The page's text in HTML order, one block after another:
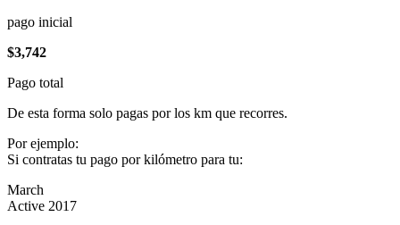
pago inicial
$3,742
Pago total
De esta forma solo pagas por los km que recorres.
Por ejemplo:
Si contratas tu pago por kilómetro para tu:
March
Active 2017